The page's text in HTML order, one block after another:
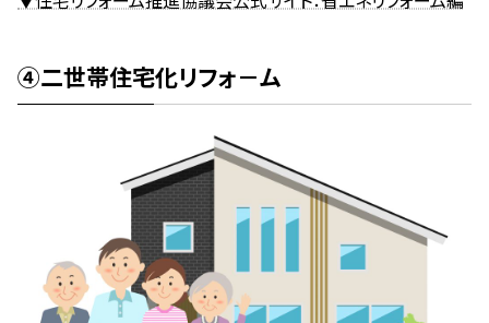
④二世帯住宅化リフォ－ム